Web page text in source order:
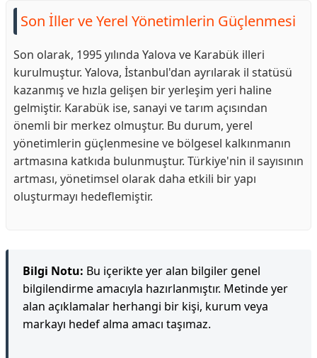
Son İller ve Yerel Yönetimlerin Güçlenmesi
Son olarak, 1995 yılında Yalova ve Karabük illeri
kurulmuştur. Yalova, İstanbul'dan ayrılarak il statüsü
kazanmış ve hızla gelişen bir yerleşim yeri haline
gelmiştir. Karabük ise, sanayi ve tarım açısından
önemli bir merkez olmuştur. Bu durum, yerel
yönetimlerin güçlenmesine ve bölgesel kalkınmanın
artmasına katkıda bulunmuştur. Türkiye'nin il sayısının
artması, yönetimsel olarak daha etkili bir yapı
oluşturmayı hedeflemiştir.
Bilgi Notu: Bu içerikte yer alan bilgiler genel
bilgilendirme amacıyla hazırlanmıştır. Metinde yer
alan açıklamalar herhangi bir kişi, kurum veya
markayı hedef alma amacı taşımaz.